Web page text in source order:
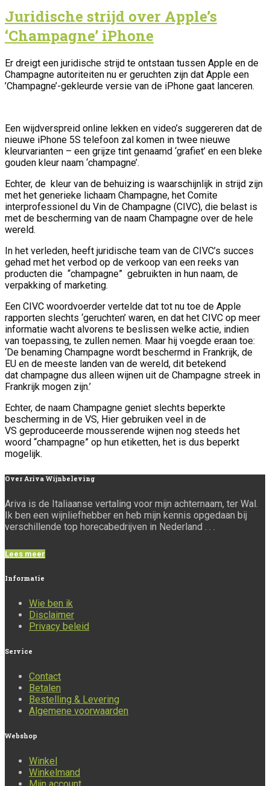
Juridische strijd over Apple’s
‘Champagne’ iPhone
Er dreigt een juridische strijd te ontstaan tussen Apple en de
Champagne autoriteiten nu er geruchten zijn dat Apple een ​​
’Champagne’-gekleurde versie van de iPhone gaat lanceren.
Een wijdverspreid online lekken en video’s suggereren dat de
nieuwe iPhone 5S telefoon zal komen in twee nieuwe
kleurvarianten – een grijze tint genaamd ‘grafiet’ en een bleke
gouden kleur naam ‘champagne’.
Echter, de kleur van de behuizing is waarschijnlijk in strijd zijn
met het generieke lichaam Champagne, het Comite
interprofessionel du Vin de Champagne (CIVC), die belast is
met de bescherming van de naam Champagne over de hele
wereld.
In het verleden, heeft juridische team van de CIVC’s succes
gehad met het verbod op de verkoop van een reeks van
producten die “champagne” gebruikten in hun naam, de
verpakking of marketing.
Een CIVC woordvoerder vertelde dat tot nu toe de Apple
rapporten slechts ‘geruchten’ waren, en dat het CIVC op meer
informatie wacht alvorens te beslissen welke actie, indien
van toepassing, te zullen nemen. Maar hij voegde eraan toe:
‘De benaming Champagne wordt beschermd in Frankrijk, de
EU en de meeste landen van de wereld, dit betekend
dat champagne dus alleen wijnen uit de Champagne streek in
Frankrijk mogen zijn.’
Echter, de naam Champagne geniet slechts beperkte
bescherming in de VS, Hier gebruiken veel in de
VS geproduceerde mousserende wijnen nog steeds het
woord “champagne” op hun etiketten, het is dus beperkt
mogelijk.
Over Ariva Wijnbeleving
Ariva is de Italiaanse vertaling voor mijn achternaam, ter Wal.
Ik ben een wijnliefhebber en heb mijn kennis opgedaan bij
verschillende top horecabedrijven in Nederland . . .
Lees meer
Informatie
Wie ben ik
Disclaimer
Privacy beleid
Service
Contact
Betalen
Bestelling & Levering
Algemene voorwaarden
Webshop
Winkel
Winkelmand